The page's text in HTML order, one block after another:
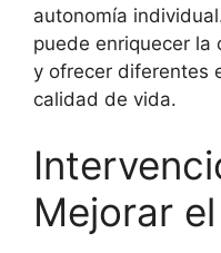
autonomía
puede enriquecer la
y ofrecer diferentes
calidad de vida.
Mejorar